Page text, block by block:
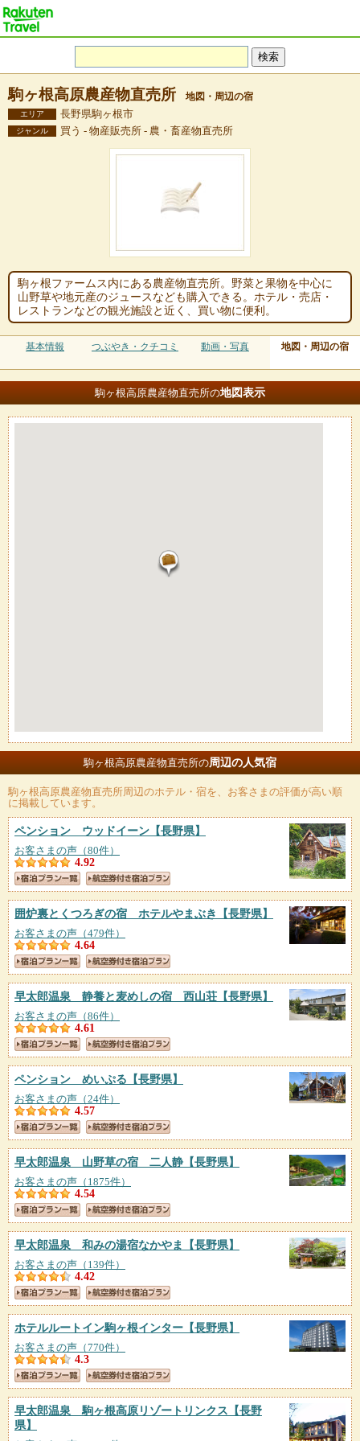
駒ヶ根高原農産物直売所 地図・周辺の宿
エリア 長野県駒ヶ根市
ジャンル 買う - 物産販売所 - 農・畜産物直売所
駒ヶ根ファームス内にある農産物直売所。野菜と果物を中心に
山野草や地元産のジュースなども購入できる。ホテル・売店・
レストランなどの観光施設と近く、買い物に便利。
基本情報 つぶやき・クチコミ 動画・写真 地図・周辺の宿
駒ヶ根高原農産物直売所の地図表示
駒ヶ根高原農産物直売所の周辺の人気宿
駒ヶ根高原農産物直売所周辺のホテル・宿を、お客さまの評価が高い順
に掲載しています。
ペンション ウッドイーン 【長野県】
お客さまの声（80件）
4.92
囲炉裏とくつろぎの宿 ホテルやまぶき 【長野県】
お客さまの声（479件）
4.64
早太郎温泉 静養と麦めしの宿 西山荘 【長野県】
お客さまの声（86件）
4.61
ペンション めいぷる 【長野県】
お客さまの声（24件）
4.57
早太郎温泉 山野草の宿 二人静 【長野県】
お客さまの声（1875件）
4.54
早太郎温泉 和みの湯宿なかやま 【長野県】
お客さまの声（139件）
4.42
ホテルルートイン駒ヶ根インター 【長野県】
お客さまの声（770件）
4.3
早太郎温泉 駒ヶ根高原リゾートリンクス 【長野
県】